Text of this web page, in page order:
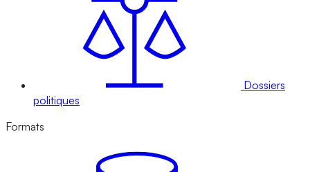
Dossiers
politiques
Formats